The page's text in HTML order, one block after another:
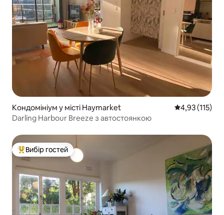
Кондомініум у місті Haymarket Середня
4,93 (115)
Darling Harbour Breeze з автостоянкою
Топ вибір гостей
Вибір гостей